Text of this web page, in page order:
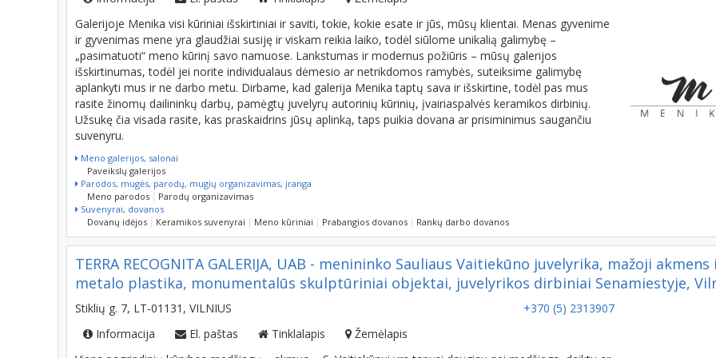
Galerijoje Menika visi kūriniai išskirtiniai ir saviti, tokie, kokie esate ir jūs, mūsų klientai. Menas gyvenime
ir gyvenimas mene yra glaudžiai susiję ir viskam reikia laiko, todėl siūlome unikalią galimybę –
„pasimatuoti“ meno kūrinį savo namuose. Lankstumas ir modernus požiūris – mūsų galerijos
išskirtinumas, todėl jei norite individualaus dėmesio ar netrikdomos ramybės, suteiksime galimybę
aplankyti mus ir ne darbo metu. Dirbame, kad galerija Menika taptų sava ir išskirtine, todėl pas mus
rasite žinomų dailininkų darbų, pamėgtų juvelyrų autorinių kūrinių, įvairiaspalvės keramikos dirbinių.
Užsukę čia visada rasite, kas praskaidrins jūsų aplinką, taps puikia dovana ar prisiminimus saugančiu
suvenyru.
Meno galerijos, salonai
Paveikslų galerijos
Parodos, mugės, parodų, mugių organizavimas, įranga
Meno parodos
Parodų organizavimas
Suvenyrai, dovanos
Dovanų idėjos
Keramikos suvenyrai Meno kūriniai Prabangios dovanos Rankų darbo dovanos
TERRA RECOGNITA GALERIJA, UAB - menininko Sauliaus Vaitiekūno juvelyrika, mažoji akmens
metalo plastika, monumentalūs skulptūriniai objektai, juvelyrikos dirbiniai Senamiestyje,
Stiklių g. 7, LT-01131, VILNIUS
+370 (5) 2313907
Informacija
El. paštas Tinklalapis
Žemėlapis